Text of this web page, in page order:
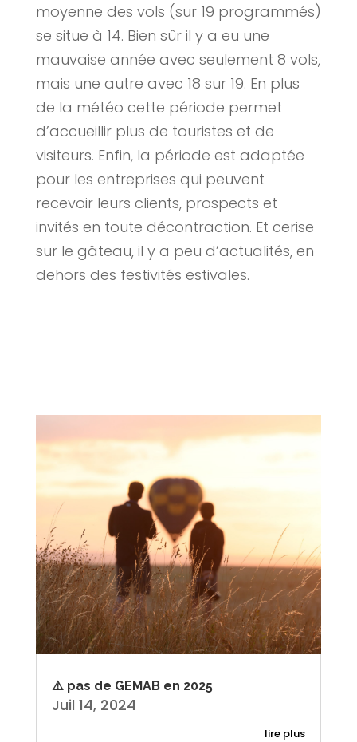
moyenne des vols (sur 19 programmés)
se situe à 14. Bien sûr il y a eu une
mauvaise année avec seulement 8 vols,
mais une autre avec 18 sur 19. En plus
de la météo cette période permet
d’accueillir plus de touristes et de
visiteurs. Enfin, la période est adaptée
pour les entreprises qui peuvent
recevoir leurs clients, prospects et
invités en toute décontraction. Et cerise
sur le gâteau, il y a peu d’actualités, en
dehors des festivités estivales.
⚠️ pas de GEMAB en 2025
Juil 14, 2024
lire plus